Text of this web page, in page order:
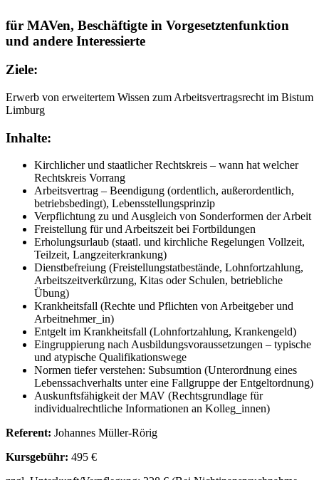
für MAVen, Beschäftigte in Vorgesetztenfunktion
und andere Interessierte
Ziele:
Erwerb von erweitertem Wissen zum Arbeitsvertragsrecht im Bistum
Limburg
Inhalte:
Kirchlicher und staatlicher Rechtskreis – wann hat welcher
Rechtskreis Vorrang
Arbeitsvertrag – Beendigung (ordentlich, außerordentlich,
betriebsbedingt), Lebensstellungsprinzip
Verpflichtung zu und Ausgleich von Sonderformen der Arbeit
Freistellung für und Arbeitszeit bei Fortbildungen
Erholungsurlaub (staatl. und kirchliche Regelungen Vollzeit,
Teilzeit, Langzeiterkrankung)
Dienstbefreiung (Freistellungstatbestände, Lohnfortzahlung,
Arbeitszeitverkürzung, Kitas oder Schulen, betriebliche
Übung)
Krankheitsfall (Rechte und Pflichten von Arbeitgeber und
Arbeitnehmer_in)
Entgelt im Krankheitsfall (Lohnfortzahlung, Krankengeld)
Eingruppierung nach Ausbildungsvoraussetzungen – typische
und atypische Qualifikationswege
Normen tiefer verstehen: Subsumtion (Unterordnung eines
Lebenssachverhalts unter eine Fallgruppe der Entgeltordnung)
Auskunftsfähigkeit der MAV (Rechtsgrundlage für
individualrechtliche Informationen an Kolleg_innen)
Referent: Johannes Müller-Rörig
Kursgebühr: 495 €